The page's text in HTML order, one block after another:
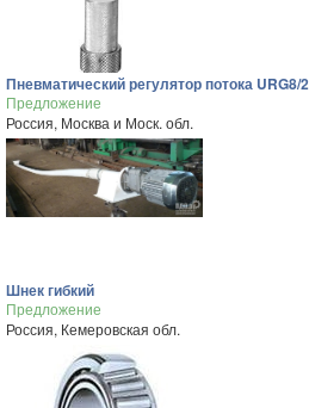
Пневматический регулятор потока URG8/
Предложение
Россия, Москва и Моск. обл.
Шнек гибкий
Предложение
Россия, Кемеровская обл.